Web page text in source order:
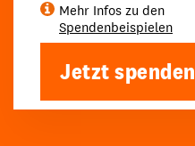
Mehr Infos zu den
Spendenbeispielen
Jetzt spenden